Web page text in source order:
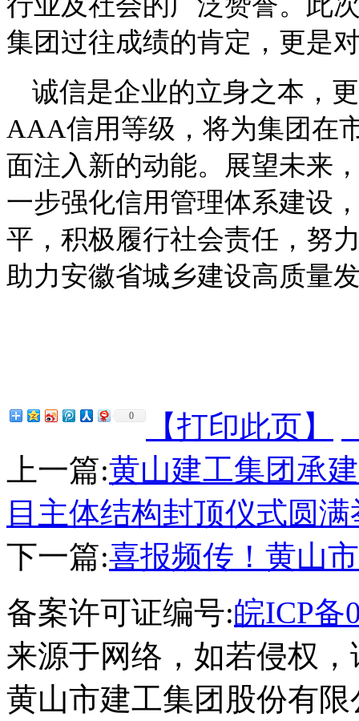
集团过往成绩的肯定，更是
诚信是企业的立身之本，
AAA信用等级，将为集团在
面注入新的动能。展望未来
一步强化信用管理体系建设
平，积极履行社会责任，努
助力安徽省城乡建设高质量
0 【打印此页】
上一篇:黄山建工集团承
目主体结构封顶仪式圆满
下一篇:喜报频传！黄山
备案许可证编号:皖ICP备
来源于网络，如若侵权
黄山市建工集团股份有